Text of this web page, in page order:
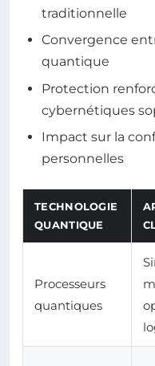
traditionnelle
Convergence
quantique
Protection
cybernétiques
Impact sur la
personnelles
TECHNOLOGIE
QUANTIQUE
Processeurs
quantiques